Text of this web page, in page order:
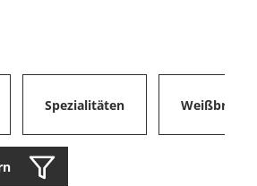
Spezialitäten Weißbrote